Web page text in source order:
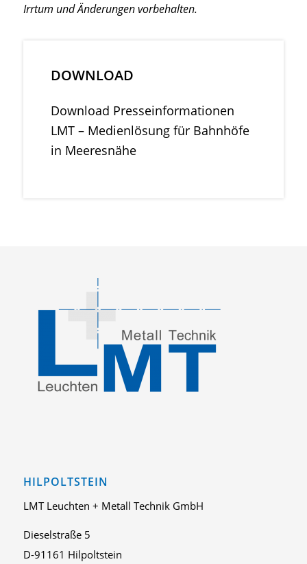
Irrtum und Änderungen vorbehalten.
DOWNLOAD
Download Presseinformationen
LMT – Medienlösung für Bahnhöfe
in Meeresnähe
HILPOLTSTEIN
LMT Leuchten + Metall Technik GmbH
Dieselstraße 5
D-91161 Hilpoltstein